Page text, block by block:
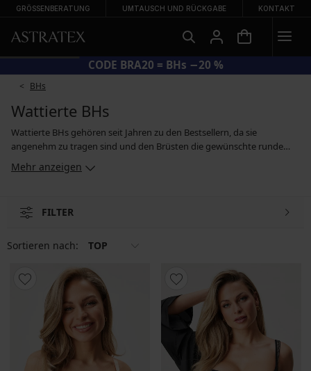
GRÖSSENBERATUNG UMTAUSCH UND RÜCKGABE KONTAKT
CODE BRA20 = BHs −20 %
BHs
Wattierte BHs
Wattierte BHs gehören seit Jahren zu den Bestsellern, da sie
angenehm zu tragen sind und den Brüsten die gewünschte runde
Form verleihen. Die wattierten, geformten Körbchen bieten den
Brüsten optimalen Halt und Stütze, sie heben die Brüste an und
in glatter Ausführung und mit unterschiedlichen Arten von Trägern
sein, um am Rücken überkreuzt werden zu können.
Mehr anzeigen
FILTER
Sortieren nach: TOP